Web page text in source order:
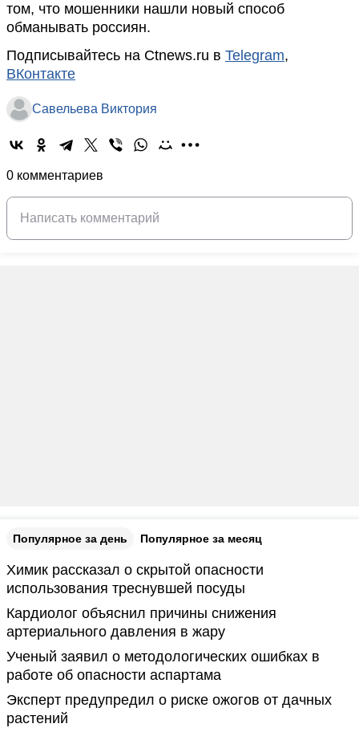
том, что мошенники нашли новый способ
обманывать россиян.
Подписывайтесь на Ctnews.ru в Telegram,
ВКонтакте
Савельева Виктория
0 комментариев
Популярное за день Популярное за месяц
Химик рассказал о скрытой опасности
использования треснувшей посуды
Кардиолог объяснил причины снижения
артериального давления в жару
Ученый заявил о методологических ошибках в
работе об опасности аспартама
Эксперт предупредил о риске ожогов от дачных
растений